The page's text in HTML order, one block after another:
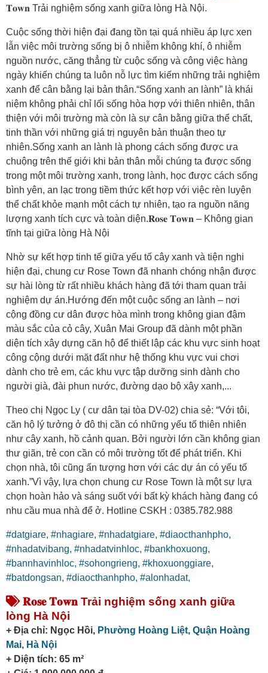
𝐓𝐨𝐰𝐧 Trải nghiệm sống xanh giữa lòng Hà Nội.
Cuộc sống thời hiện đại đang tồn tại quá nhiều áp lực xen
lẫn việc môi trường sống bị ô nhiễm không khí, ô nhiễm
nguồn nước, căng thẳng từ cuộc sống và công việc hàng
ngày khiến chúng ta luôn nỗ lực tìm kiếm những trải nghiệm
xanh để cân bằng lại bản thân.“Sống xanh an lành” là khái
niệm không phải chỉ lối sống hòa hợp với thiên nhiên, thân
thiện với môi trường mà còn là sự cân bằng giữa thể chất,
tinh thần với những giá trị nguyên bản thuận theo tự
nhiên.Sống xanh an lành là phong cách sống được ưa
chuộng trên thế giới khi bản thân mỗi chúng ta được sống
trong một môi trường xanh, trong lành, học được cách sống
bình yên, an lạc trong tiềm thức kết hợp với việc rèn luyện
thể chất khỏe mạnh một cách tự nhiên, tạo ra nguồn năng
lượng xanh tích cực và toàn diện.𝐑𝐨𝐬𝐞 𝐓𝐨𝐰𝐧 – Không gian
tĩnh tại giữa lòng Hà Nội
Nhờ sự kết hợp tinh tế giữa yếu tố cây xanh và tiện nghi
hiện đại, chung cư Rose Town đã nhanh chóng nhận được
sự hài lòng từ rất nhiều khách hàng đã tới tham quan trải
nghiệm dự án.Hướng đến một cuộc sống an lành – nơi
cộng đồng cư dân được hòa mình trong không gian đậm
màu sắc của cỏ cây, Xuân Mai Group đã dành một phần
diện tích xây dựng căn hộ để thiết lập các khu vực sinh hoạt
công cộng dưới mặt đất như hệ thống khu vực vui chơi
dành cho trẻ em, các khu vực tập dưỡng sinh dành cho
người già, đài phun nước, đường dạo bộ xây xanh,...
Theo chị Ngọc Ly ( cư dân tại tòa DV-02) chia sẻ: “Với tôi,
căn hộ lý tưởng ở đô thị cần có những yếu tố thiên nhiên
như cây xanh, hồ cảnh quan. Bởi người lớn cần không gian
thư giãn, trẻ con cần có môi trường tốt để phát triển. Khi
chọn nhà, tôi cũng ấn tượng hơn với các dự án có yếu tố
xanh.”Vì vậy, lựa chọn chung cư Rose Town là một sự lựa
chọn hoàn hảo và sáng suốt với bất kỳ khách hàng đang có
nhu cầu mua nhà để ở. Hotline CSKH : 0385.782.988
#datgiare, #nhagiare, #nhadatgiare, #diaocthanhpho,
#nhadatvibang, #nhadatvinhloc, #bankhoxuong,
#bannhavinhloc, #sohongrieng, #khoxuonggiare,
#batdongsan, #diaocthanhpho, #alonhadat,
𝐑𝐨𝐬𝐞 𝐓𝐨𝐰𝐧 Trải nghiệm sống xanh giữa
lòng Hà Nội
+ Địa chỉ: Ngọc Hồi, Phường Hoàng Liệt, Quận Hoàng
Mai, Hà Nội
+ Diện tích: 65 m²